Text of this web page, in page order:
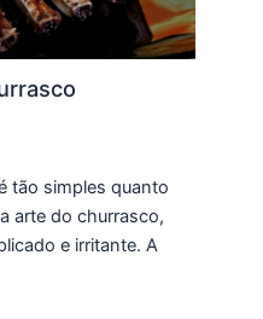
tão simples quanto
arte do churrasco,
e irritante. A